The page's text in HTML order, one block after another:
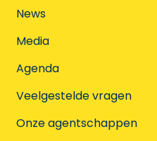
News
Media
Agenda
Veelgestelde vragen
Onze agentschappen